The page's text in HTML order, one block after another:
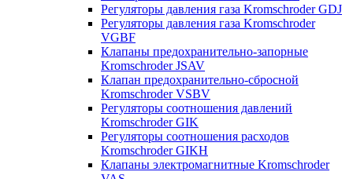
Регуляторы давления газа Kromschroder GDJ
Регуляторы давления газа Kromschroder
VGBF
Клапаны предохранительно-запорные
Kromschroder JSAV
Клапан предохранительно-сбросной
Kromschroder VSBV
Регуляторы соотношения давлений
Kromschroder GIK
Регуляторы соотношения расходов
Kromschroder GIKH
Клапаны электромагнитные Kromschroder